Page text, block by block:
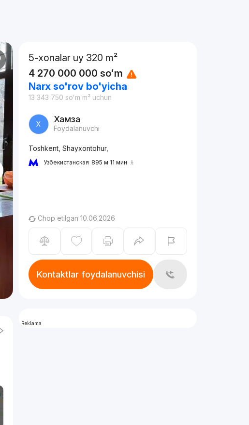
5-xonalar uy 320 m²
4 270 000 000 soʻm
Narx so'rov bo'yicha
13 343 750 soʻm m² uchun
Х Хамза
Foydalanuvchi
Toshkent, Shayxontohur,
Узбекистанская 895 м 11 мин
Chop etilgan 10.06.2026
Kontaktlar foydalanuvchisi
Reklama